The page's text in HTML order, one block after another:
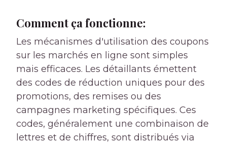
Comment ça fonctionne:
Les mécanismes d'utilisation des coupons
sur les marchés en ligne sont simples
mais efficaces. Les détaillants émettent
des codes de réduction uniques pour des
promotions, des remises ou des
campagnes marketing spécifiques. Ces
codes, généralement une combinaison de
lettres et de chiffres, sont distribués via